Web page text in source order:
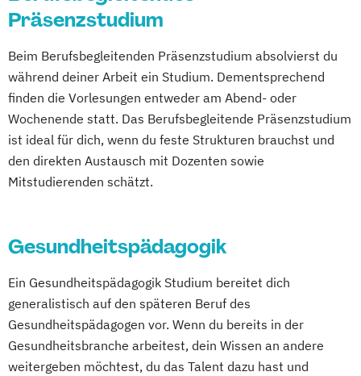
Studienzentrum Leipzig
Studienzentrum München
Studienzentrum Riedlingen
Studienzentrum Stuttgart
Studienzentrum Trier
Studienzentrum Wertheim
Studienzentrum Wien
Studienzentrum Gera
Studienzentrum Bonn
Studienzentrum Karlsruhe
Studienzentrum Tübingen
Studienzentrum Leverkusen
Präsenzstudium
Beim Berufsbegleitenden Präsenzstudium absolvierst du
während deiner Arbeit ein Studium. Dementsprechend
finden die Vorlesungen entweder am Abend- oder
Wochenende statt. Das Berufsbegleitende Präsenzstudium
ist ideal für dich, wenn du feste Strukturen brauchst und
den direkten Austausch mit Dozenten sowie
Mitstudierenden schätzt.
Gesundheitspädagogik
Ein Gesundheitspädagogik Studium bereitet dich
generalistisch auf den späteren Beruf des
Gesundheitspädagogen vor. Wenn du bereits in der
Gesundheitsbranche arbeitest, dein Wissen an andere
weitergeben möchtest, du das Talent dazu hast und